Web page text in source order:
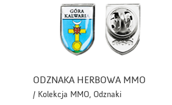
ODZNAKA HERBOWA MMO
/ Kolekcja MMO, Odznaki